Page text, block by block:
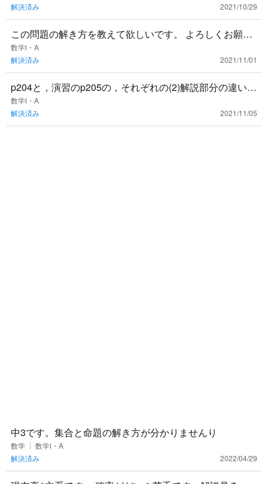
解決済み
2021/10/29
この問題の解き方を教えて欲しいです。 よろしくお願い
致しますm(_ _)m
数学Ⅰ・A
解決済み
2021/11/01
p204と，演習のp205の，それぞれの(2)解説部分の違いが
分かりません。 ※ 赤枠，緑枠がそれぞれ対応していま
す。
数学Ⅰ・A
解決済み
2021/11/05
中3です。集合と命題の解き方が分かりませんり
数学
数学Ⅰ・A
解決済み
2022/04/29